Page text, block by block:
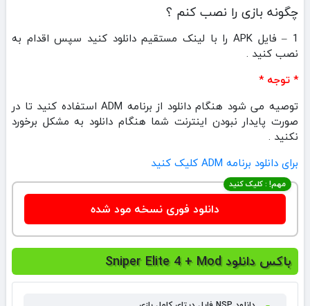
چگونه بازی را نصب کنم ؟
1 – فایل APK را با لینک مستقیم دانلود کنید سپس اقدام به
نصب کنید .
* توجه *
توصیه می شود هنگام دانلود از برنامه ADM استفاده کنید تا در
صورت پایدار نبودن اینترنت شما هنگام دانلود به مشکل برخورد
نکنید .
برای دانلود برنامه ADM کلیک کنید
مهم! : کلیک کنید
دانلود فوری نسخه مود شده
باکس دانلود Sniper Elite 4 + Mod